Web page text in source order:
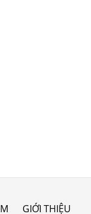
GIỚI THIỆU